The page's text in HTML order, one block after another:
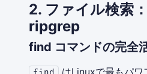
2. ファイル検索
ripgrep
find コマンドの完全